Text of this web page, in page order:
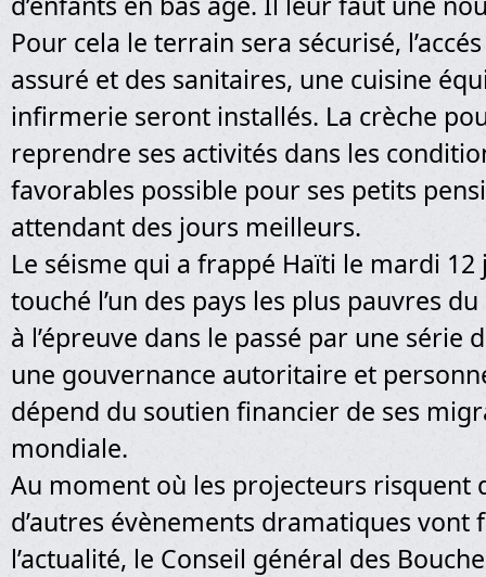
Pour cela le terrain sera sécurisé,
assuré et des sanitaires, une cuisine
infirmerie seront installés. La crèche
reprendre ses activités dans les
favorables possible pour ses petits
attendant des jours meilleurs.
Le séisme qui a frappé Haïti le mardi
touché l’un des pays les plus pauvres
à l’épreuve dans le passé par une série
une gouvernance autoritaire et
dépend du soutien financier de ses
mondiale.
Au moment où les projecteurs risquent
d’autres évènements dramatiques vont
l’actualité, le Conseil général des